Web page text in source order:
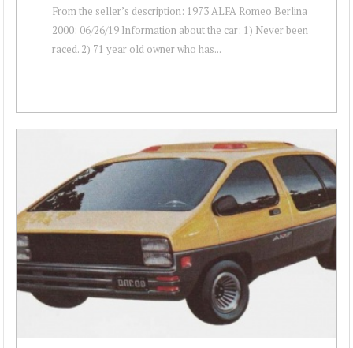
From the seller’s description: 1973 ALFA Romeo Berlina
2000: 06/26/19 Information about the car: 1) Never been
raced. 2) 71 year old owner who has...